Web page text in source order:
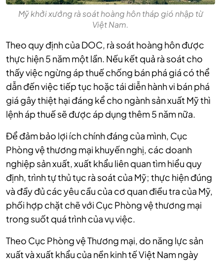
Mỹ khởi xướng rà soát hoàng hôn tháp gió nhập từ
Việt Nam.
Theo quy định của DOC, rà soát hoàng hôn được
thực hiện 5 năm một lần. Nếu kết quả rà soát cho
thấy việc ngừng áp thuế chống bán phá giá có thể
dẫn đến việc tiếp tục hoặc tái diễn hành vi bán phá
giá gây thiệt hại đáng kể cho ngành sản xuất Mỹ thì
lệnh áp thuế sẽ được áp dụng thêm 5 năm nữa.
Để đảm bảo lợi ích chính đáng của mình, Cục
Phòng vệ thương mại khuyến nghị, các doanh
nghiệp sản xuất, xuất khẩu liên quan tìm hiểu quy
định, trình tự thủ tục rà soát của Mỹ; thực hiện đúng
và đầy đủ các yêu cầu của cơ quan điều tra của Mỹ,
phối hợp chặt chẽ với Cục Phòng vệ thương mại
trong suốt quá trình của vụ việc.
Theo Cục Phòng vệ Thương mại, do năng lực sản
xuất và xuất khẩu của nền kinh tế Việt Nam ngày